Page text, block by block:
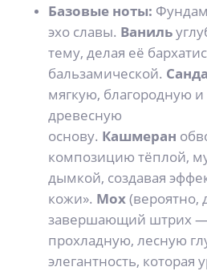
Базовые ноты:
эхо славы. Ваниль
тему, делая её
бальзамической.
мягкую, благородную
древесную
основу. Кашмеран
композицию тёплой,
дымкой, создавая
кожи». Мох(вероятно,
завершающий штрих
прохладную, лесную
элегантность, которая